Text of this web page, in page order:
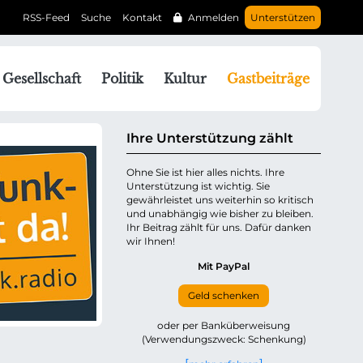
Unterstützen
Anmelden
Kontakt
Suche
RSS-Feed
Gesellschaft Politik Kultur Gastbeiträge
Ihre Unterstützung zählt
Ohne Sie ist hier alles nichts. Ihre
Unterstützung ist wichtig. Sie
gewährleistet uns weiterhin so kritisch
und unabhängig wie bisher zu bleiben.
Ihr Beitrag zählt für uns. Dafür danken
wir Ihnen!
Mit PayPal
Geld schenken
oder per Banküberweisung
(Verwendungszweck: Schenkung)